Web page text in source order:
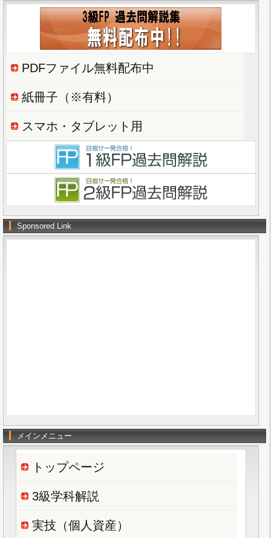
PDFファイル無料配布中
紙冊子（※有料）
スマホ・タブレット用
Sponsored Link
メインメニュー
トップページ
3級学科解説
実技（個人資産）